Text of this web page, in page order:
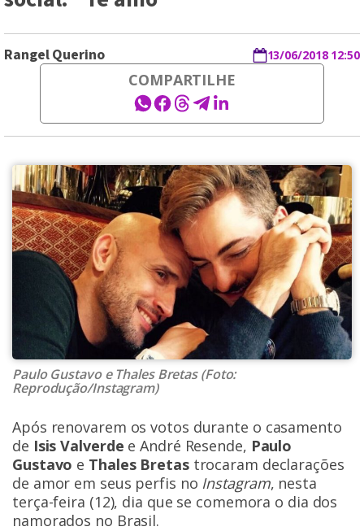
Rangel Querino 13/06/2018 12:50
COMPARTILHE
Paulo Gustavo e Thales Bretas (Foto:
Reprodução/Instagram)
Após renovarem os votos durante o casamento
de Isis Valverde e André Resende, Paulo
Gustavo e Thales Bretastrocaram declarações
de amor em seus perfis no Instagram, nesta
terça-feira (12), dia que se comemora o dia dos
namorados no Brasil.